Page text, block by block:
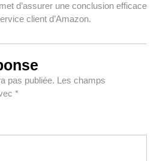
d’assurer une conclusion efficace
client d’Amazon.
pas publiée. Les champs
*